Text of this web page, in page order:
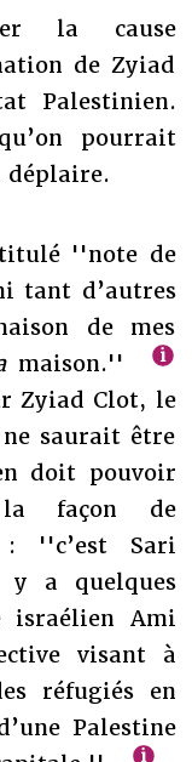
la cause
de Zyiad
Palestinien.
pourrait
déplaire.
''note de
tant d’autres
de mes
maison.''
Zyiad Clot, le
saurait être
doit pouvoir
la façon de
: ''c’est Sari
y a quelques
israélien Ami
visant à
réfugiés en
Palestine